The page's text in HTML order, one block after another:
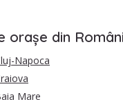
orașe din
Napoca
Mare